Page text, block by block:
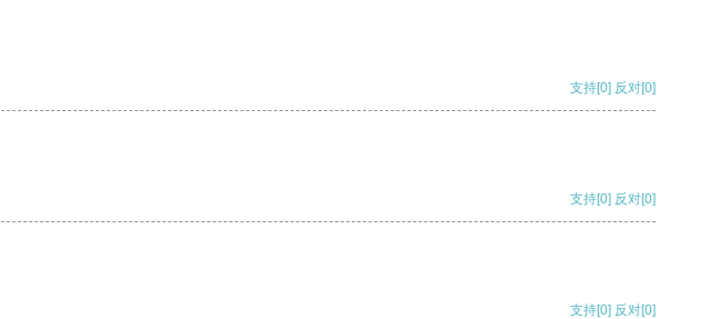
支持[0] 反对[0]
支持[0] 反对[0]
支持[0] 反对[0]